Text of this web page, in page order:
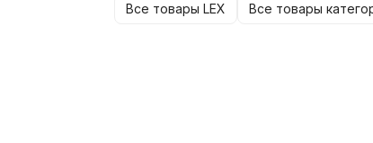
Все товары LEX Все товары